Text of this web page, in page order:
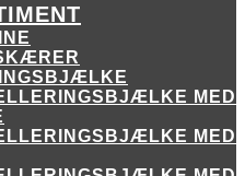
MED
MED